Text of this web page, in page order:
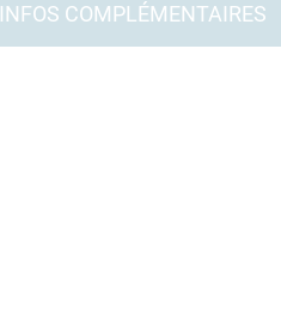
INFOS COMPLÉMENTAIRES